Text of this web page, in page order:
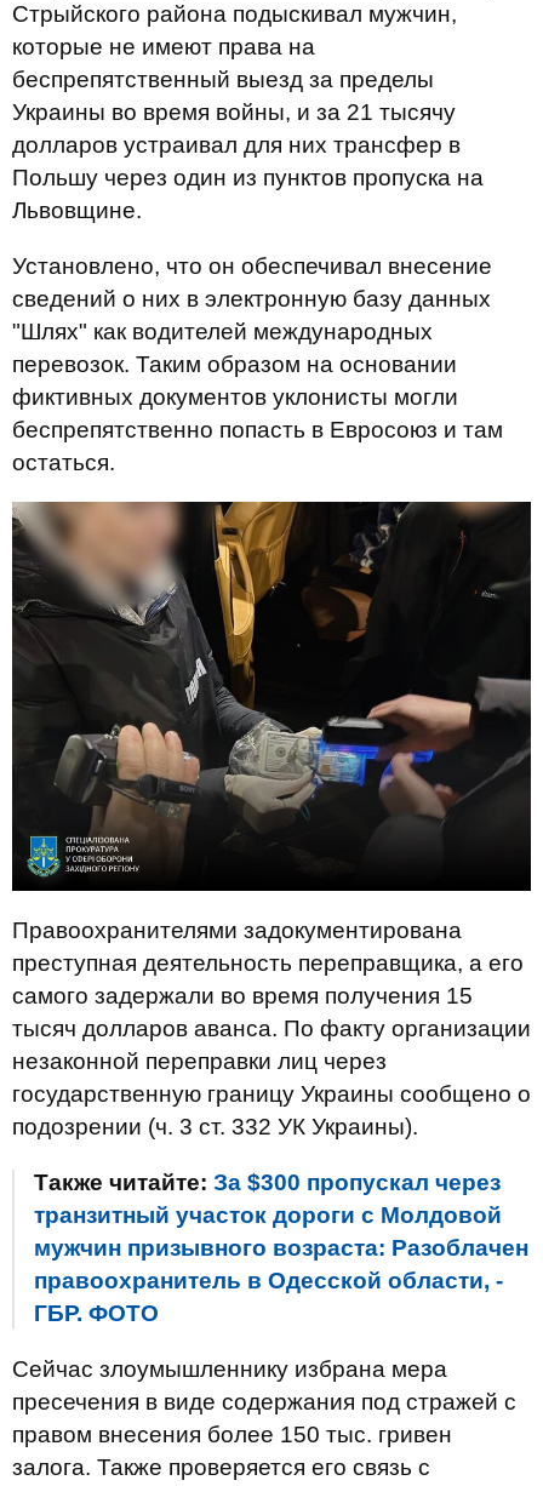
Стрыйского района подыскивал мужчин,
которые не имеют права на
беспрепятственный выезд за пределы
Украины во время войны, и за 21 тысячу
долларов устраивал для них трансфер в
Польшу через один из пунктов пропуска на
Львовщине.
Установлено, что он обеспечивал внесение
сведений о них в электронную базу данных
"Шлях" как водителей международных
перевозок. Таким образом на основании
фиктивных документов уклонисты могли
беспрепятственно попасть в Евросоюз и там
остаться.
Правоохранителями задокументирована
преступная деятельность переправщика, а его
самого задержали во время получения 15
тысяч долларов аванса. По факту организации
незаконной переправки лиц через
государственную границу Украины сообщено о
подозрении (ч. 3 ст. 332 УК Украины).
Также читайте: За $300 пропускал через
транзитный участок дороги с Молдовой
мужчин призывного возраста: Разоблачен
правоохранитель в Одесской области, -
ГБР. ФОТО
Сейчас злоумышленнику избрана мера
пресечения в виде содержания под стражей с
правом внесения более 150 тыс. гривен
залога. Также проверяется его связь с